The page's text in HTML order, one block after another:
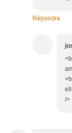
Répondre
/>